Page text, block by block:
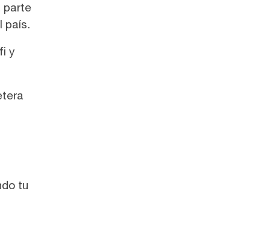
parte
país.
y
tu